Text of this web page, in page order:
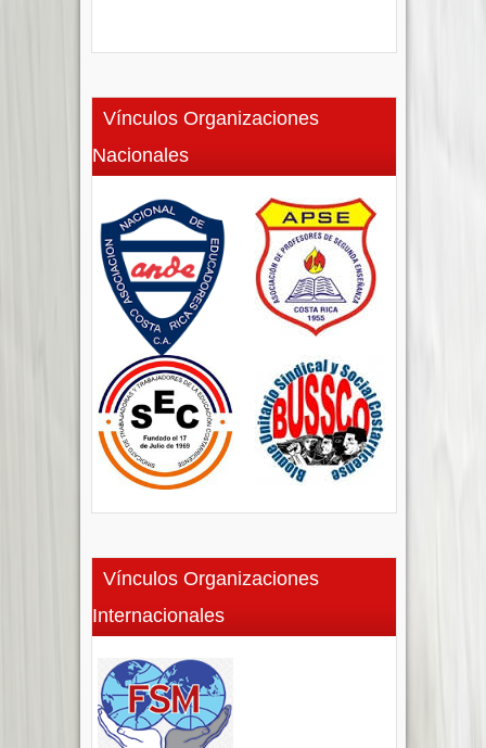
Vínculos Organizaciones
Nacionales
Vínculos Organizaciones
Internacionales